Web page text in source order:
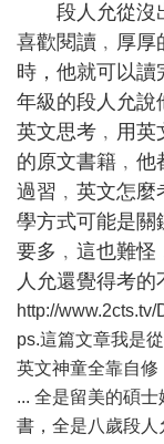
段人允從沒出
喜歡閱讀﹐厚厚
時，他就可以讀
年級的段人允說
英文思考﹐用英
的原文書籍﹐他
過習﹐英文怎麼
學方式可能是關
要多﹐這也難怪
人允還覺得考
http://
ps.這篇文章我是
英文神童全靠自修
... 全是留美的碩
書，全是八歲段